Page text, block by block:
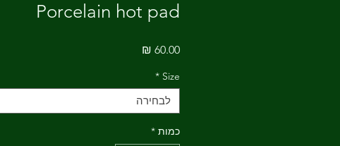
Porcelain hot pad
Size
*
לבחירה
כמות *